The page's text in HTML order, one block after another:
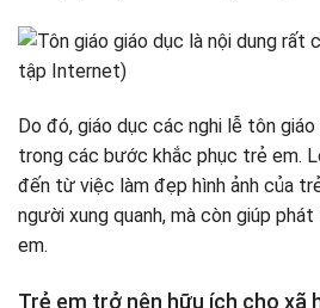
Do đó, giáo dục các nghi lễ tôn
trong các bước khắc phục trẻ em.
đến từ việc làm đẹp hình ảnh của
người xung quanh, mà còn giúp
em.
Trẻ em trở nên hữu ích cho xã